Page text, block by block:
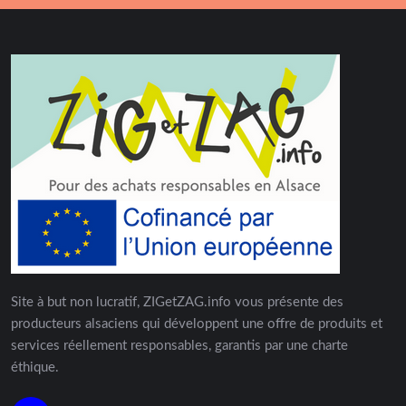
Site à but non lucratif, ZIGetZAG.info vous présente des
producteurs alsaciens qui développent une offre de produits et
services réellement responsables, garantis par une charte
éthique.